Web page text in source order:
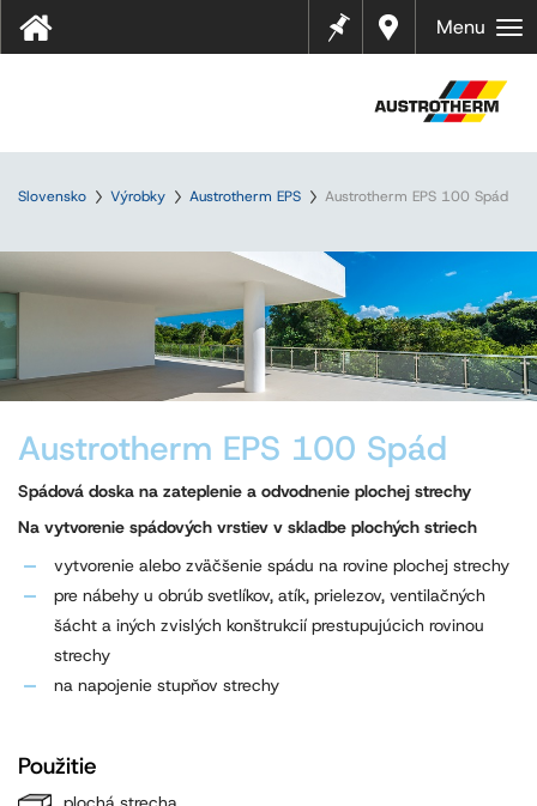
Najbliž
Pozná
mky
Menu
Slovensko Výrobky Austrotherm EPS Austrotherm EPS 100 Spád
Austrotherm EPS 100 Spád
Spádová doska na zateplenie a odvodnenie plochej strechy
Na vytvorenie spádových vrstiev v skladbe plochých striech
vytvorenie alebo zväčšenie spádu na rovine plochej strechy
pre nábehy u obrúb svetlíkov, atík, prielezov, ventilačných
šácht a iných zvislých konštrukcií prestupujúcich rovinou
strechy
na napojenie stupňov strechy
Použitie